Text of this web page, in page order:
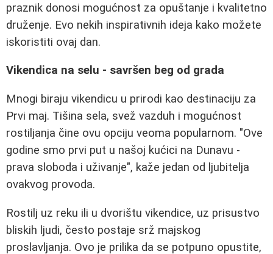
praznik donosi mogućnost za opuštanje i kvalitetno
druženje. Evo nekih inspirativnih ideja kako možete
iskoristiti ovaj dan.
Vikendica na selu - savršen beg od grada
Mnogi biraju vikendicu u prirodi kao destinaciju za
Prvi maj. Tišina sela, svež vazduh i mogućnost
rostiljanja čine ovu opciju veoma popularnom. "Ove
godine smo prvi put u našoj kućici na Dunavu -
prava sloboda i uživanje", kaže jedan od ljubitelja
ovakvog provoda.
Rostilj uz reku ili u dvorištu vikendice, uz prisustvo
bliskih ljudi, često postaje srž majskog
proslavljanja. Ovo je prilika da se potpuno opustite,